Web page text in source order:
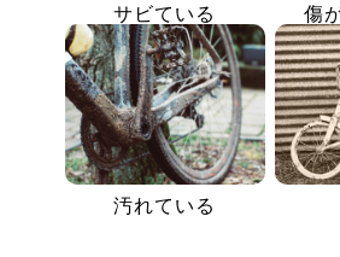
サビている 傷
汚れている